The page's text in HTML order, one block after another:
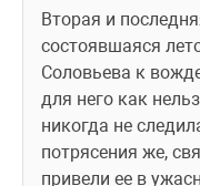
Вторая и
состоявшаяся
Соловьева к
для него как
никогда не
потрясения же,
привели ее в